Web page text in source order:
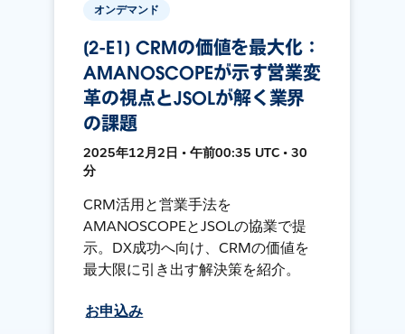
オンデマンド
[2-E1] CRMの価値を最大化：
AMANOSCOPEが示す営業変
革の視点とJSOLが解く業界
の課題
2025年12月2日 • 午前00:35 UTC • 30
分
CRM活用と営業手法を
AMANOSCOPEとJSOLの協業で提
示。DX成功へ向け、CRMの価値を
最大限に引き出す解決策を紹介。
お申込み